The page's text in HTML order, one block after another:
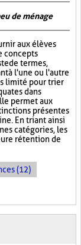
de ménage
aux élèves
concepts
de termes,
à l'une ou l'autre
limité pour trier
dans
permet aux
présentes
En triant ainsi
catégories, les
rétention de
(12)